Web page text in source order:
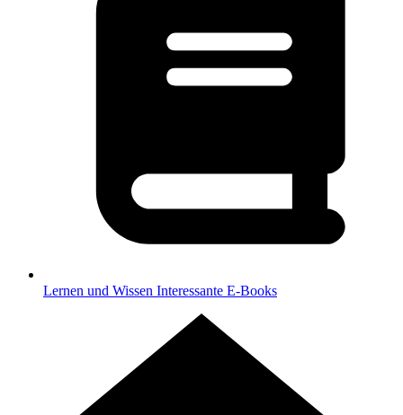
Lernen und Wissen Interessante E-Books